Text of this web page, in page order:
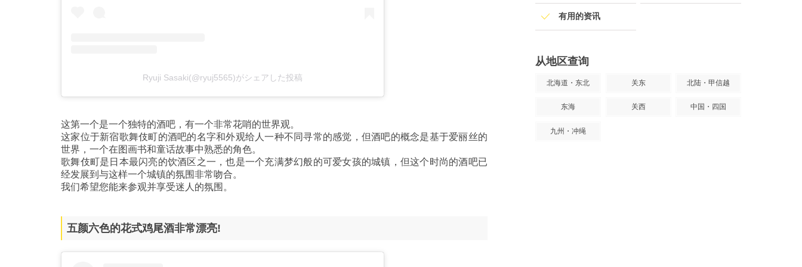
Ryuji Sasaki(@ryuj5565)がシェアした投稿
这第一个是一个独特的酒吧，有一个非常花哨的世界观。
这家位于新宿歌舞伎町的酒吧的名字和外观给人一种不同寻常的感觉，但酒吧的概念是基于爱丽丝的
世界，一个在图画书和童话故事中熟悉的角色。
歌舞伎町是日本最闪亮的饮酒区之一，也是一个充满梦幻般的可爱女孩的城镇，但这个时尚的酒吧已
经发展到与这样一个城镇的氛围非常吻合。
我们希望您能来参观并享受迷人的氛围。
五颜六色的花式鸡尾酒非常漂亮!
有用的资讯
从地区查询
北海道・东北 关东 北陆・甲信越
东海 关西 中国・四国
九州・冲绳